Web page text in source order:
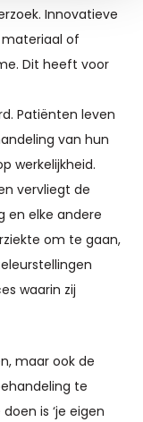
Innovatieve
of
Dit heeft voor
Patiënten leven
van hun
werkelijkheid.
vervliegt de
en elke andere
om te gaan,
waarin zij
maar ook de
te
is ‘je eigen